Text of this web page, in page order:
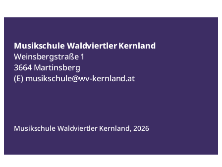
Musikschule Waldviertler Kernland
Weinsbergstraße 1
3664 Martinsberg
(E) musikschule@wv-kernland.at
Musikschule Waldviertler Kernland, 2026